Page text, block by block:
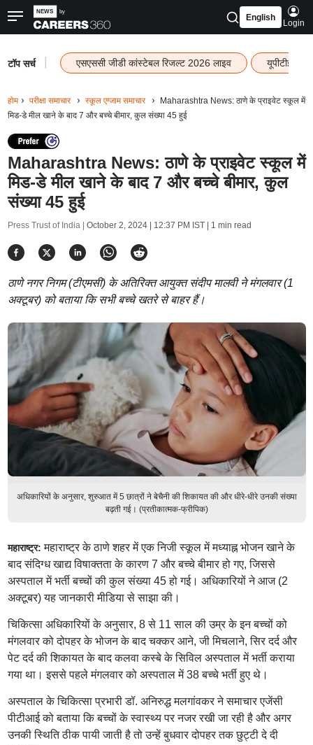
English
Login
टॉप सर्च एसएससी जीडी कांस्टेबल रिजल्ट 2026 लाइव यूपीटीईटी
होम परीक्षा समाचार स्कूल एग्जाम समाचार
Maharashtra News: ठाणे के प्राइवेट स्कूल में
मिड-डे मील खाने के बाद 7 और बच्चे बीमार, कुल संख्या 45 हुई
Maharashtra News: ठाणे के प्राइवेट स्कूल में
मिड-डे मील खाने के बाद 7 और बच्चे बीमार, कुल
संख्या 45 हुई
Press Trust of India | October 2, 2024 | 12:37 PM IST| 1 min read
ठाणे नगर निगम (टीएमसी) के अतिरिक्त आयुक्त संदीप मालवी ने मंगलवार (1
अक्टूबर) को बताया कि सभी बच्चे खतरे से बाहर हैं।
अधिकारियों के अनुसार, शुरुआत में 5 छात्रों ने बेचैनी की शिकायत की और धीरे-धीरे उनकी संख्या
बढ़ती गई। (प्रतीकात्मक-फ्रीपिक)
महाराष्ट्र:महाराष्ट्र के ठाणे शहर में एक निजी स्कूल में मध्याह्न भोजन खाने के
बाद संदिग्ध खाद्य विषाक्तता के कारण 7 और बच्चे बीमार हो गए, जिससे
अस्पताल में भर्ती बच्चों की कुल संख्या 45 हो गई। अधिकारियों ने आज (2
अक्टूबर) यह जानकारी मीडिया से साझा की।
चिकित्सा अधिकारियों के अनुसार, 8 से 11 साल की उम्र के इन बच्चों को
मंगलवार को दोपहर के भोजन के बाद चक्कर आने, जी मिचलाने, सिर दर्द और
पेट दर्द की शिकायत के बाद कलवा कस्बे के सिविल अस्पताल में भर्ती कराया
गया था। इससे पहले मंगलवार को अस्पताल में 38 बच्चे भर्ती हुए थे।
अस्पताल के चिकित्सा प्रभारी डॉ. अनिरुद्ध मलगांवकर ने समाचार एजेंसी
पीटीआई को बताया कि बच्चों के स्वास्थ्य पर नजर रखी जा रही है और अगर
उनकी स्थिति ठीक पायी जाती है तो उन्हें बुधवार दोपहर तक छुट्टी दे दी